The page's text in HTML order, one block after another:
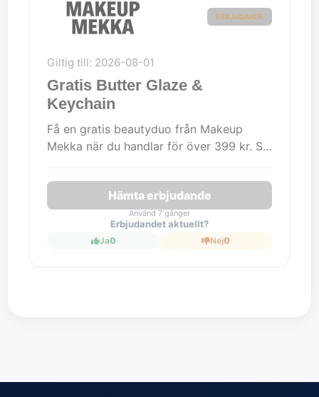
ERBJUDANDE
Giltig till: 2026-08-01
Gratis Butter Glaze &
Keychain
Få en gratis beautyduo från Makeup
Mekka när du handlar för över 399 kr. Så
Hämta erbjudande
Använd 7 gånger
Erbjudandet aktuellt?
Ja0 Nej0